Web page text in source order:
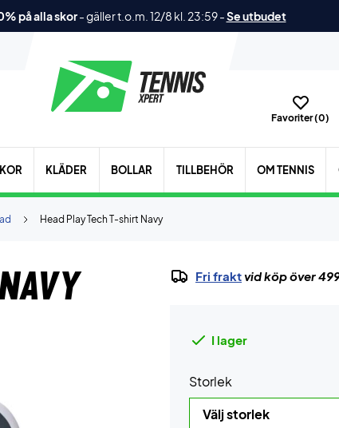
på alla skor-gäller t.o.m. 12/8 kl. 23:59-Se utbudet
Favoriter (0)
KLÄDER BOLLAR TILLBEHÖR OM TENNIS
Head Play Tech T-shirt Navy
Fri fraktvid köp över
I lager
Storlek